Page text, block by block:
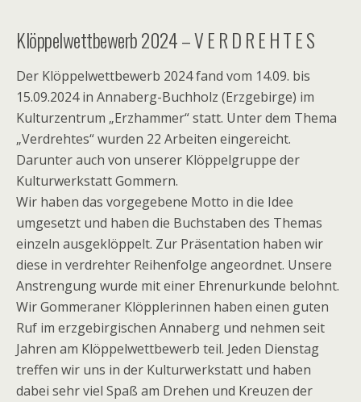
Klöppelwettbewerb 2024 – V E R D R E H T E S
Der Klöppelwettbewerb 2024 fand vom 14.09. bis
15.09.2024 in Annaberg-Buchholz (Erzgebirge) im
Kulturzentrum „Erzhammer“ statt. Unter dem Thema
„Verdrehtes“ wurden 22 Arbeiten eingereicht.
Darunter auch von unserer Klöppelgruppe der
Kulturwerkstatt Gommern.
Wir haben das vorgegebene Motto in die Idee
umgesetzt und haben die Buchstaben des Themas
einzeln ausgeklöppelt. Zur Präsentation haben wir
diese in verdrehter Reihenfolge angeordnet. Unsere
Anstrengung wurde mit einer Ehrenurkunde belohnt.
Wir Gommeraner Klöpplerinnen haben einen guten
Ruf im erzgebirgischen Annaberg und nehmen seit
Jahren am Klöppelwettbewerb teil. Jeden Dienstag
treffen wir uns in der Kulturwerkstatt und haben
dabei sehr viel Spaß am Drehen und Kreuzen der